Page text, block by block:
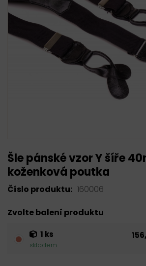
Šle pánské vzor Y šíře
koženková poutka
Číslo produktu: 160006
Zvolte balení produktu
1 ks
skladem